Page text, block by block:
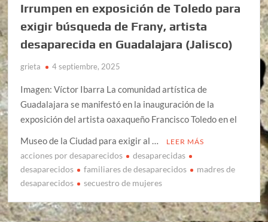
Irrumpen en exposición de Toledo para
exigir búsqueda de Frany, artista
desaparecida en Guadalajara (Jalisco)
grieta 4 septiembre, 2025
Imagen: Víctor Ibarra La comunidad artística de
Guadalajara se manifestó en la inauguración de la
exposición del artista oaxaqueño Francisco Toledo en el
Museo de la Ciudad para exigir al …
LEER MÁS
acciones por desaparecidos
desaparecidas
desaparecidos
familiares de desaparecidos
madres de
desaparecidos
secuestro de mujeres